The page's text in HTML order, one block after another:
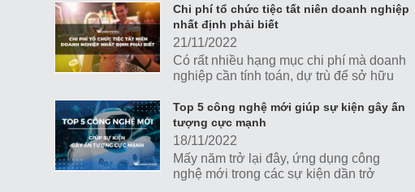
một sự kiện chuẩn chỉnh, hoàn thiện
nhé!
Chi phí tổ chức tiệc tất niên doanh nghiệp
nhất định phải biết
21/11/2022
Có rất nhiều hạng mục chi phí mà doanh
nghiệp cần tính toán, dự trù để sở hữu
vừa hợp lý với ngân sách tối ưu nhất.
Top 5 công nghệ mới giúp sự kiện gây ấn
tượng cực mạnh
18/11/2022
Mấy năm trở lại đây, ứng dụng công
nghệ mới trong các sự kiện dần trở